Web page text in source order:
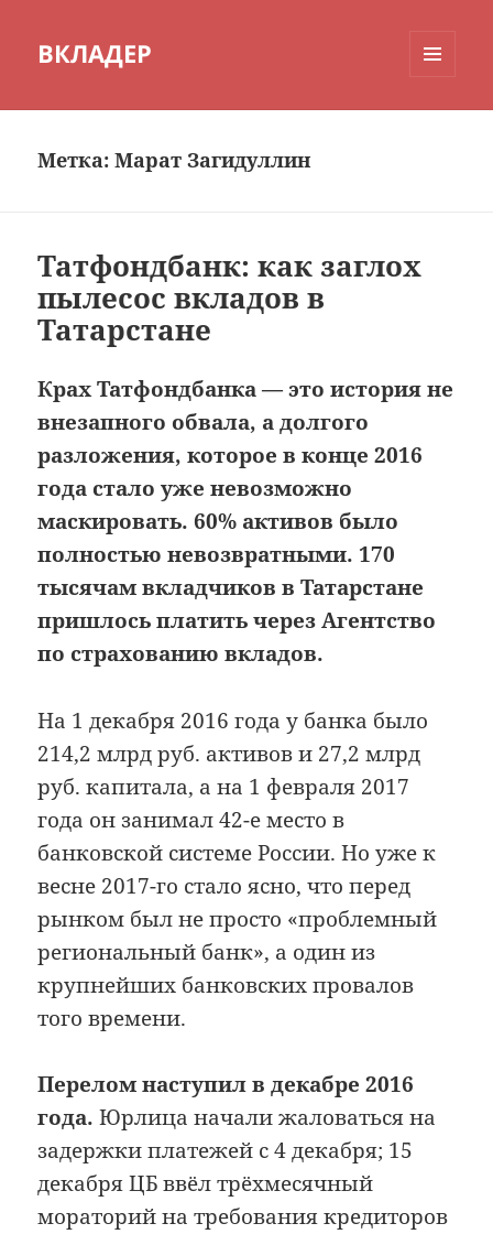
ВКЛАДЕР
Метка:Марат Загидуллин
Татфондбанк: как заглох
пылесос вкладов в
Татарстане
Крах Татфондбанка — это история не
внезапного обвала, а долгого
разложения, которое в конце 2016
года стало уже невозможно
маскировать. 60% активов было
полностью невозвратными. 170
тысячам вкладчиков в Татарстане
пришлось платить через Агентство
по страхованию вкладов.
На 1 декабря 2016 года у банка было
214,2 млрд руб. активов и 27,2 млрд
руб. капитала, а на 1 февраля 2017
года он занимал 42-е место в
банковской системе России. Но уже к
весне 2017-го стало ясно, что перед
рынком был не просто «проблемный
региональный банк», а один из
крупнейших банковских провалов
того времени.
Перелом наступил в декабре 2016
года. Юрлица начали жаловаться на
задержки платежей с 4 декабря; 15
декабря ЦБ ввёл трёхмесячный
мораторий на требования кредиторов